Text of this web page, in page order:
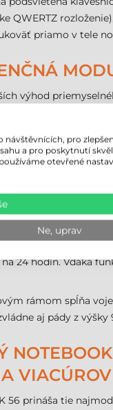
QWERTZ
priamo v tele
výhod
SSD disk, čítačka
batéria, čítačka
rozhrania ako
je neustála
24 hodín. Vďaka
rámom spĺňa
aj pády z výšky
56 prináša tie
návštěvnících, pro
a pro poskytnutí
otevřené
Ne, uprav